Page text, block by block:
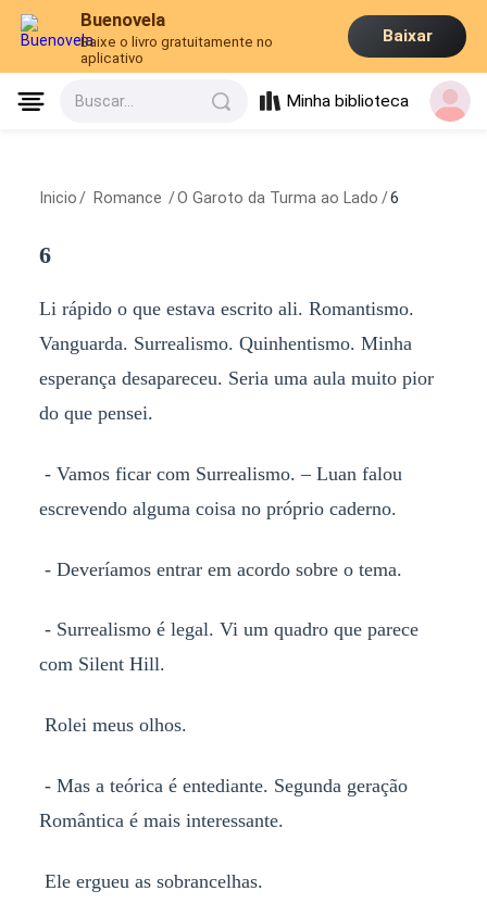
Buenovela
Baixe o livro gratuitamente no
aplicativo
Baixar
Buscar... Minha biblioteca
Inicio / Romance /O Garoto da Turma ao Lado /6
6
Li rápido o que estava escrito ali. Romantismo.
Vanguarda. Surrealismo. Quinhentismo. Minha
esperança desapareceu. Seria uma aula muito pior
do que pensei.
- Vamos ficar com Surrealismo. – Luan falou
escrevendo alguma coisa no próprio caderno.
- Deveríamos entrar em acordo sobre o tema.
- Surrealismo é legal. Vi um quadro que parece
com Silent Hill.
Rolei meus olhos.
- Mas a teórica é entediante. Segunda geração
Romântica é mais interessante.
Ele ergueu as sobrancelhas.